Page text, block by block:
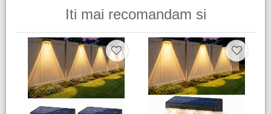
Iti mai recomandam si